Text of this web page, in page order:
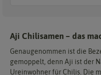
Aji Chilisamen – das
Genaugenommen ist die
gemoppelt, denn Aji ist der
Ureinwohner für Chilis. Die